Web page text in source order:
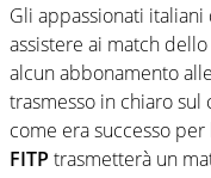
Gli appassionati
assistere ai match dello
alcun abbonamento
trasmesso in chiaro sul
come era successo
FITP trasmetterà un